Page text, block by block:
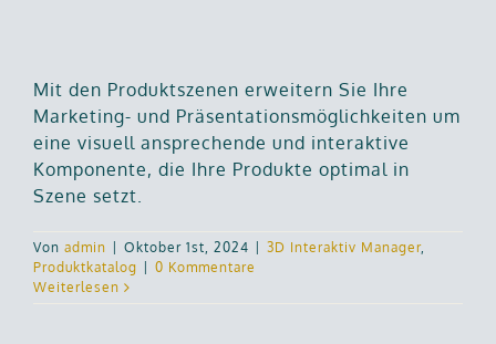
Mit den Produktszenen erweitern Sie Ihre
Marketing- und Präsentationsmöglichkeiten um
eine visuell ansprechende und interaktive
Komponente, die Ihre Produkte optimal in
Szene setzt.
Von admin Oktober 1st, 2024 3D Interaktiv Manager,
Produktkatalog
0 Kommentare
Weiterlesen